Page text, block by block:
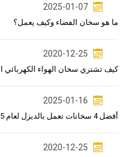
2025-01-07
ما هو سخان الفضاء وكيف يعمل؟
2020-12-25
كيف تشتري سخان الهواء الكهربائي
2025-01-16
أفضل 4 سخانات تعمل بالديزل لعام 2025
2020-12-25